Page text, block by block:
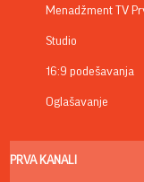
Menadžment TV
Studio
16:9 podešavanja
Oglašavanje
PRVA KANALI